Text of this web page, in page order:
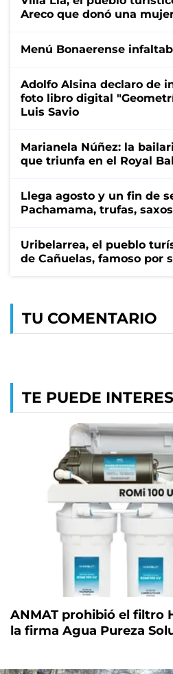
Areco que donó una
Menú Bonaerense
Adolfo Alsina declaro de
foto libro digital
Luis Savio
Marianela Núñez: la
que triunfa en el Royal
Llega agosto y un fin de
Pachamama, trufas,
Uribelarrea, el pueblo
de Cañuelas, famoso por
TU COMENTARIO
TE PUEDE
ANMAT prohibió el filtro
la firma Agua Pureza